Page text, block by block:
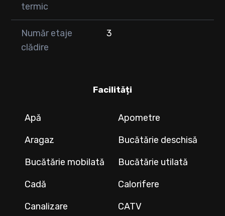
termic
Număr etaje
clădire
3
Facilități
Apă
Apometre
Aragaz
Bucătărie deschisă
Bucătărie mobilată
Bucătărie utilată
Cadă
Calorifere
Canalizare
CATV